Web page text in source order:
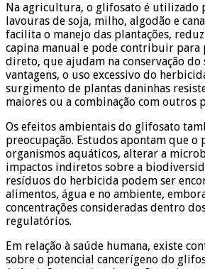
Na agricultura, o glifosato é utilizado
lavouras de soja, milho, algodão e
facilita o manejo das plantações,
capina manual e pode contribuir para
direto, que ajudam na conservação do
vantagens, o uso excessivo do
surgimento de plantas daninhas
maiores ou a combinação com outros
Os efeitos ambientais do glifosato
preocupação. Estudos apontam que
organismos aquáticos, alterar a
impactos indiretos sobre a
resíduos do herbicida podem ser
alimentos, água e no ambiente,
concentrações consideradas dentro
regulatórios.
Em relação à saúde humana, existe
sobre o potencial cancerígeno do